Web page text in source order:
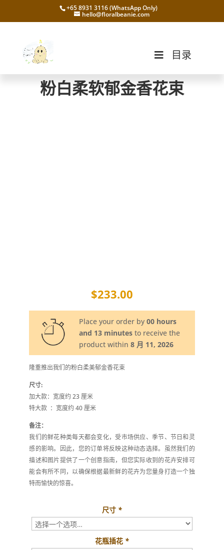
+65 8931 3116 (WhatsApp Only)
hello@floralbeanie.com
目录
粉白柔软郁金香花束
$233.00
Place your order by00 hours
and 13 minutes to receive the
product within8 月 11, 2026
隆重推出我们的粉白柔美郁金香花束
尺寸:
加大款：宽度约 23 厘米
特大款 ：宽度约 40 厘米
备注：
我们的鲜花种类每天都会变化，受市场供应、季节、节日和灵
感的影响。因此，您的订单将反映这种动态选择。虽然我们的
描述和图片提供了一个创意指南，但您实际收到的花卉安排可
能会有所不同，以确保根据最新鲜的花卉为您量身打造一个独
特而愉快的惊喜。
尺寸 *
花瓶插花 *